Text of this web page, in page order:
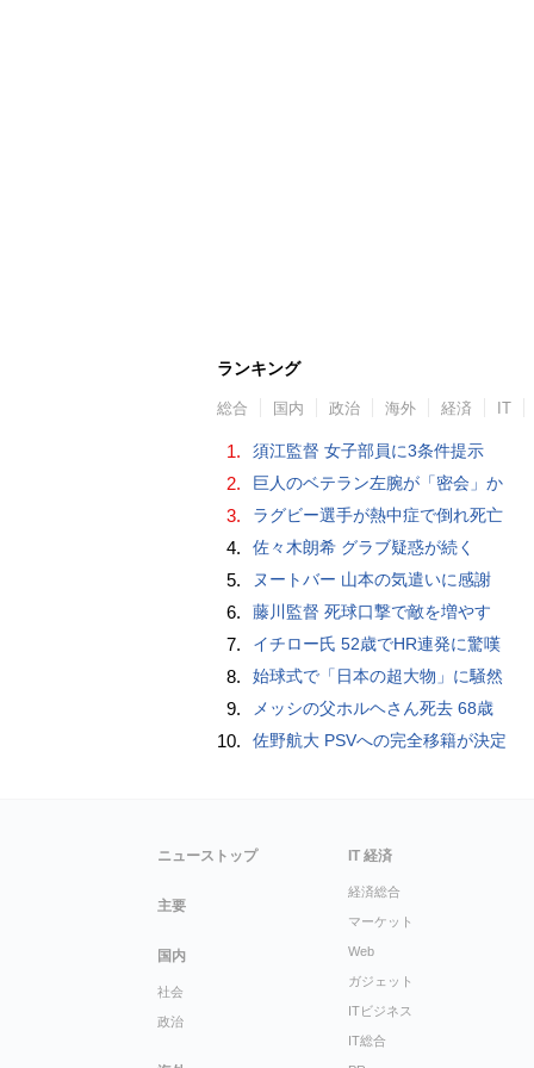
ランキング
総合 国内 政治 海外 経済 IT
1. 須江監督 女子部員に3条件提示
2. 巨人のベテラン左腕が「密会」か
3. ラグビー選手が熱中症で倒れ死亡
4. 佐々木朗希 グラブ疑惑が続く
5. ヌートバー 山本の気遣いに感謝
6. 藤川監督 死球口撃で敵を増やす
7. イチロー氏 52歳でHR連発に驚嘆
8. 始球式で「日本の超大物」に騒然
9. メッシの父ホルヘさん死去 68歳
10. 佐野航大 PSVへの完全移籍が決定
ニューストップ
主要
国内
社会
政治
IT 経済
経済総合
マーケット
Web
ガジェット
ITビジネス
IT総合